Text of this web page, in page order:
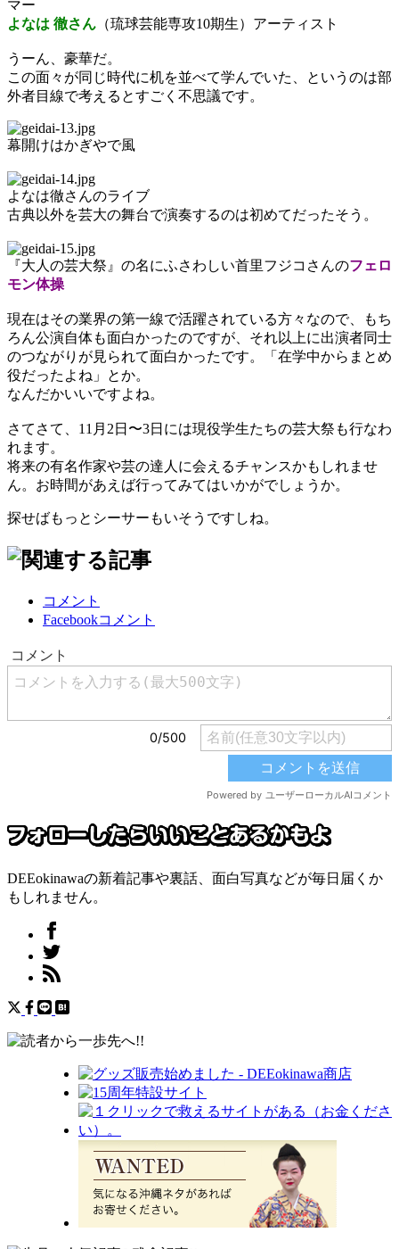
マー
よなは 徹さん （琉球芸能専攻10期生）アーティスト
うーん、豪華だ。
この面々が同じ時代に机を並べて学んでいた、というのは部
外者目線で考えるとすごく不思議です。
幕開けはかぎやで風
よなは徹さんのライブ
古典以外を芸大の舞台で演奏するのは初めてだったそう。
『大人の芸大祭』の名にふさわしい首里フジコさんのフェロ
モン体操
現在はその業界の第一線で活躍されている方々なので、もち
ろん公演自体も面白かったのですが、それ以上に出演者同士
のつながりが見られて面白かったです。「在学中からまとめ
役だったよね」とか。
なんだかいいですよね。
さてさて、11月2日〜3日には現役学生たちの芸大祭も行なわ
れます。
将来の有名作家や芸の達人に会えるチャンスかもしれませ
ん。お時間があえば行ってみてはいかがでしょうか。
探せばもっとシーサーもいそうですしね。
コメント
Facebookコメント
DEEokinawaの新着記事や裏話、面白写真などが毎日届くか
もしれません。